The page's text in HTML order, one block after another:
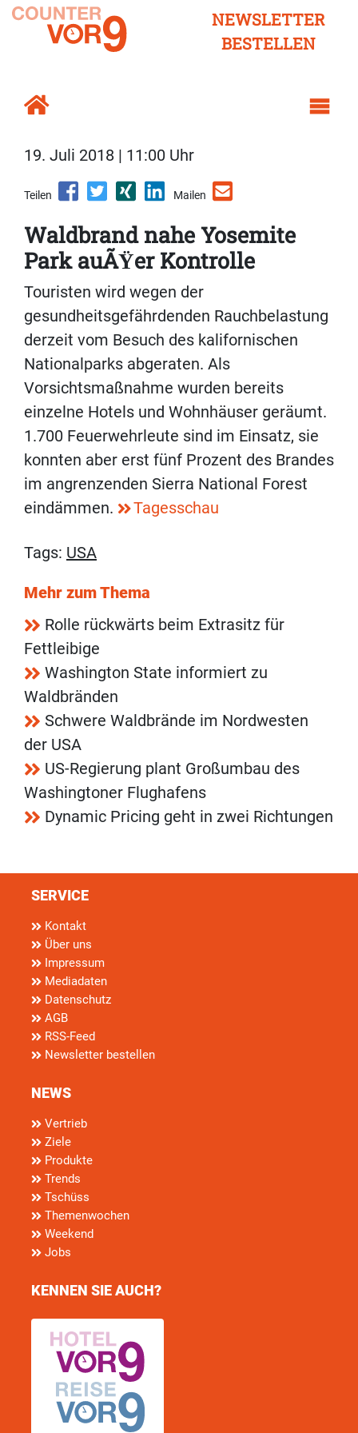
NEWSLETTER
BESTELLEN
19. Juli 2018 | 11:00 Uhr
Teilen Mailen
Waldbrand nahe Yosemite
Park auÃŸer Kontrolle
Touristen wird wegen der
gesundheitsgefährdenden Rauchbelastung
derzeit vom Besuch des kalifornischen
Nationalparks abgeraten. Als
Vorsichtsmaßnahme wurden bereits
einzelne Hotels und Wohnhäuser geräumt.
1.700 Feuerwehrleute sind im Einsatz, sie
konnten aber erst fünf Prozent des Brandes
im angrenzenden Sierra National Forest
eindämmen.
Tagesschau
Tags: USA
Mehr zum Thema
Rolle rückwärts beim Extrasitz für
Fettleibige
Washington State informiert zu
Waldbränden
Schwere Waldbrände im Nordwesten
der USA
US-Regierung plant Großumbau des
Washingtoner Flughafens
Dynamic Pricing geht in zwei Richtungen
SERVICE
Kontakt
Über uns
Impressum
Mediadaten
Datenschutz
AGB
RSS-Feed
Newsletter bestellen
NEWS
Vertrieb
Ziele
Produkte
Trends
Tschüss
Themenwochen
Weekend
Jobs
KENNEN SIE AUCH?